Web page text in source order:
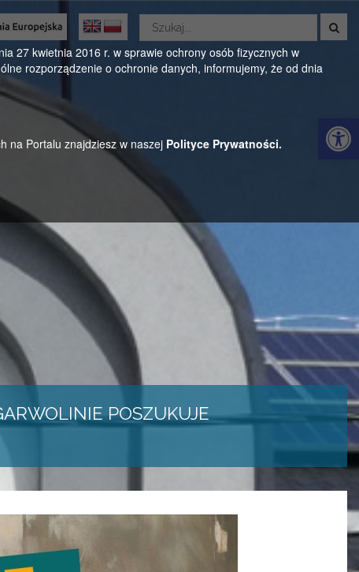
27 kwietnia 2016 r. w sprawie ochrony osób fizycznych w
rozporządzenie o ochronie danych, informujemy, że od dnia
na Portalu znajdziesz w naszej Polityce Prywatności.
Oficjalny serwis Gminy Parysów
ul. Kościuszki 28, 08-441 Parysów, mazowieckie
Wyszukaj
serwisie
POSZUKUJE